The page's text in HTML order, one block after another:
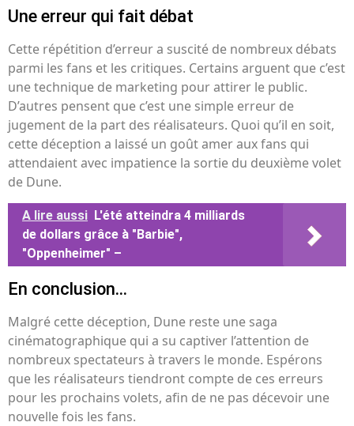
Une erreur qui fait débat
Cette répétition d’erreur a suscité de nombreux débats
parmi les fans et les critiques. Certains arguent que c’est
une technique de marketing pour attirer le public.
D’autres pensent que c’est une simple erreur de
jugement de la part des réalisateurs. Quoi qu’il en soit,
cette déception a laissé un goût amer aux fans qui
attendaient avec impatience la sortie du deuxième volet
de Dune.
A lire aussi L'été atteindra 4 milliards
de dollars grâce à "Barbie",
"Oppenheimer" –
En conclusion…
Malgré cette déception, Dune reste une saga
cinématographique qui a su captiver l’attention de
nombreux spectateurs à travers le monde. Espérons
que les réalisateurs tiendront compte de ces erreurs
pour les prochains volets, afin de ne pas décevoir une
nouvelle fois les fans.